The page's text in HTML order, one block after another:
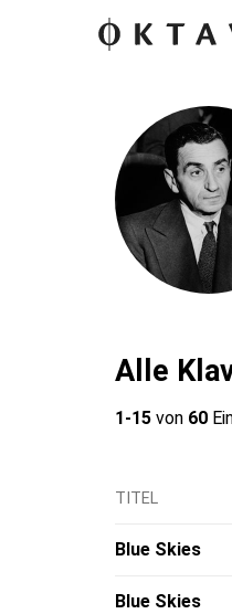
Alle
1-15 von 60
TITEL
Blue Skies
Blue Skies